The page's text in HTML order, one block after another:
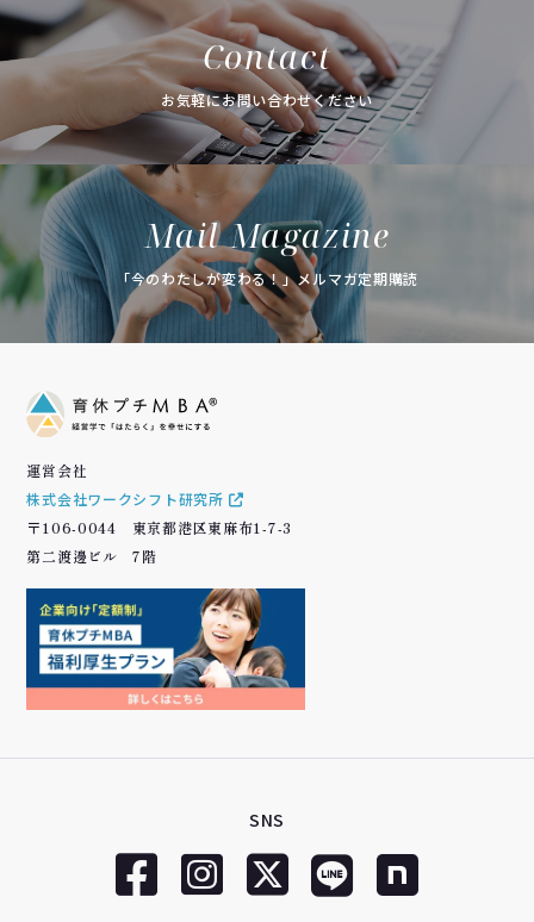
Contact
お気軽にお問い合わせください
Mail Magazine
「今のわたしが変わる！」メルマガ定期購読
運営会社
株式会社ワークシフト研究所
〒106-0044 東京都港区東麻布1-7-3
第二渡邊ビル 7階
SNS